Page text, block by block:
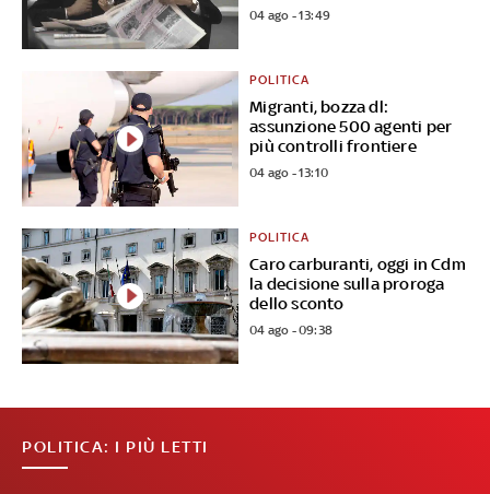
04 ago - 13:49
Migranti, bozza dl:
assunzione 500 agenti per
più controlli frontiere
POLITICA
04 ago - 13:10
Caro carburanti, oggi in Cdm
la decisione sulla proroga
dello sconto
POLITICA
04 ago - 09:38
POLITICA: I PIÙ LETTI